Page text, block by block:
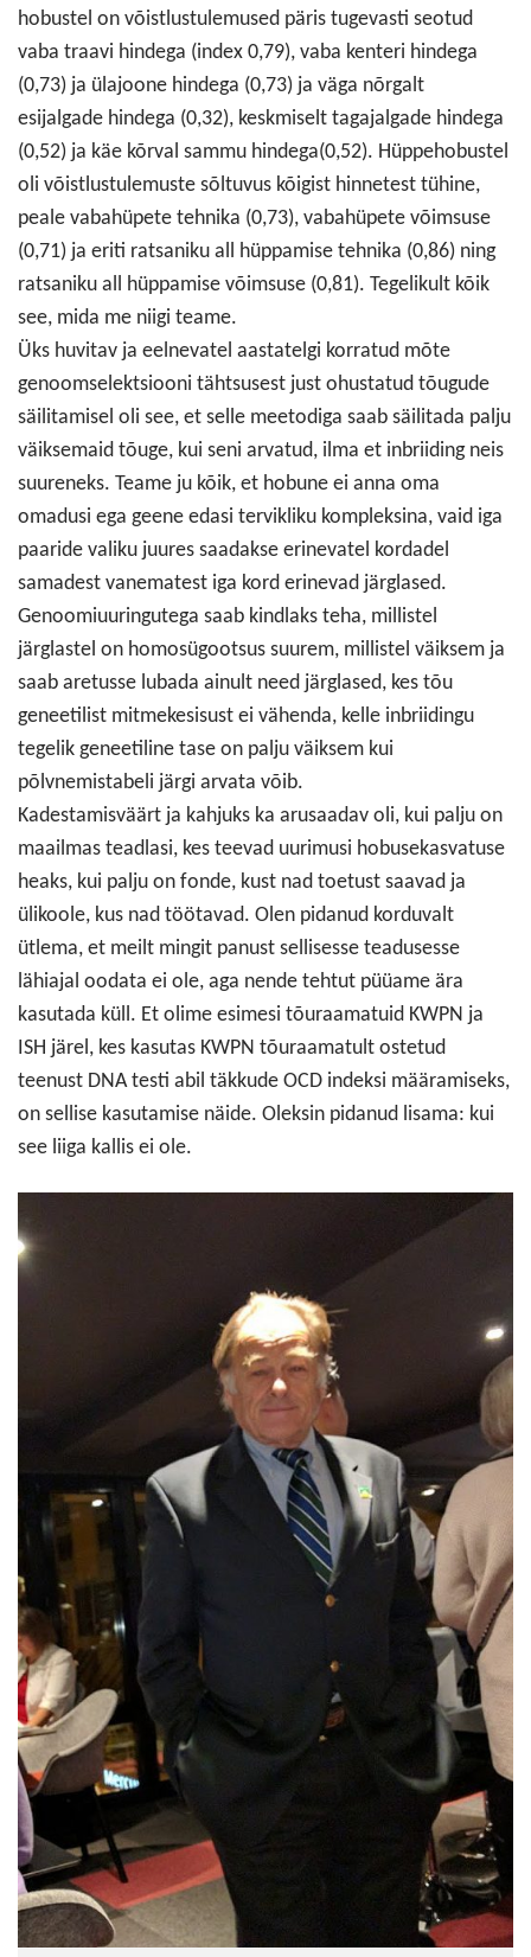
hobustel on võistlustulemused päris tugevasti seotud
vaba traavi hindega (index 0,79), vaba kenteri hindega
(0,73) ja ülajoone hindega (0,73) ja väga nõrgalt
esijalgade hindega (0,32), keskmiselt tagajalgade hindega
(0,52) ja käe kõrval sammu hindega(0,52). Hüppehobustel
oli võistlustulemuste sõltuvus kõigist hinnetest tühine,
peale vabahüpete tehnika (0,73), vabahüpete võimsuse
(0,71) ja eriti ratsaniku all hüppamise tehnika (0,86) ning
ratsaniku all hüppamise võimsuse (0,81). Tegelikult kõik
see, mida me niigi teame.
Üks huvitav ja eelnevatel aastatelgi korratud mõte
genoomselektsiooni tähtsusest just ohustatud tõugude
säilitamisel oli see, et selle meetodiga saab säilitada palju
väiksemaid tõuge, kui seni arvatud, ilma et inbriiding neis
suureneks. Teame ju kõik, et hobune ei anna oma
omadusi ega geene edasi tervikliku kompleksina, vaid iga
paaride valiku juures saadakse erinevatel kordadel
samadest vanematest iga kord erinevad järglased.
Genoomiuuringutega saab kindlaks teha, millistel
järglastel on homosügootsus suurem, millistel väiksem ja
saab aretusse lubada ainult need järglased, kes tõu
geneetilist mitmekesisust ei vähenda, kelle inbriidingu
tegelik geneetiline tase on palju väiksem kui
põlvnemistabeli järgi arvata võib.
Kadestamisväärt ja kahjuks ka arusaadav oli, kui palju on
maailmas teadlasi, kes teevad uurimusi hobusekasvatuse
heaks, kui palju on fonde, kust nad toetust saavad ja
ülikoole, kus nad töötavad. Olen pidanud korduvalt
ütlema, et meilt mingit panust sellisesse teadusesse
lähiajal oodata ei ole, aga nende tehtut püüame ära
kasutada küll. Et olime esimesi tõuraamatuid KWPN ja
ISH järel, kes kasutas KWPN tõuraamatult ostetud
teenust DNA testi abil täkkude OCD indeksi määramiseks,
on sellise kasutamise näide. Oleksin pidanud lisama: kui
see liiga kallis ei ole.